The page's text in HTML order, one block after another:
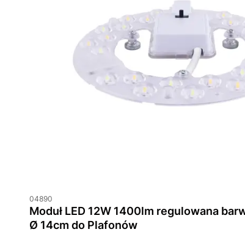
04890
Moduł LED 12W 1400lm regulowana
Ø 14cm do Plafonów